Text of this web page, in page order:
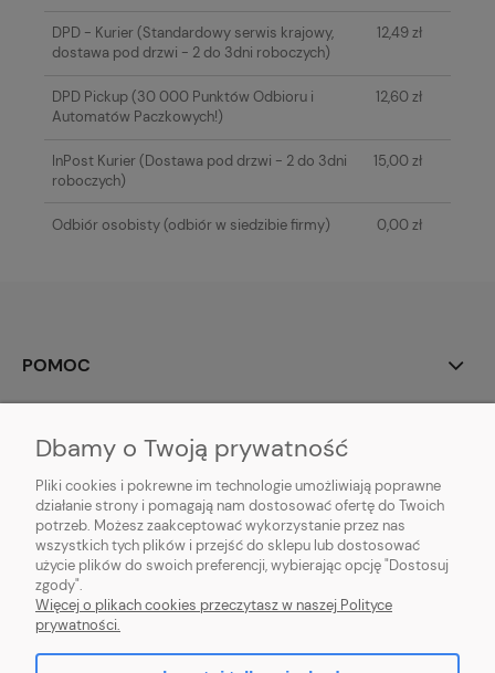
DPD - Kurier(Standardowy serwis krajowy,
dostawa pod drzwi - 2 do 3dni roboczych)
12,49 zł
DPD Pickup(30 000 Punktów Odbioru i
Automatów Paczkowych!)
12,60 zł
InPost Kurier(Dostawa pod drzwi - 2 do 3dni
roboczych)
15,00 zł
Odbiór osobisty(odbiór w siedzibie firmy) 0,00 zł
POMOC
PŁATNOŚCI I DOSTAWA
INFORMACJE
O NAS
Dbamy o Twoją prywatność
Pliki cookies i pokrewne im technologie umożliwiają poprawne
działanie strony i pomagają nam dostosować ofertę do Twoich
potrzeb. Możesz zaakceptować wykorzystanie przez nas
wszystkich tych plików i przejść do sklepu lub dostosować
użycie plików do swoich preferencji, wybierając opcję "Dostosuj
zgody".
Więcej o plikach cookies przeczytasz w naszej Polityce
prywatności.